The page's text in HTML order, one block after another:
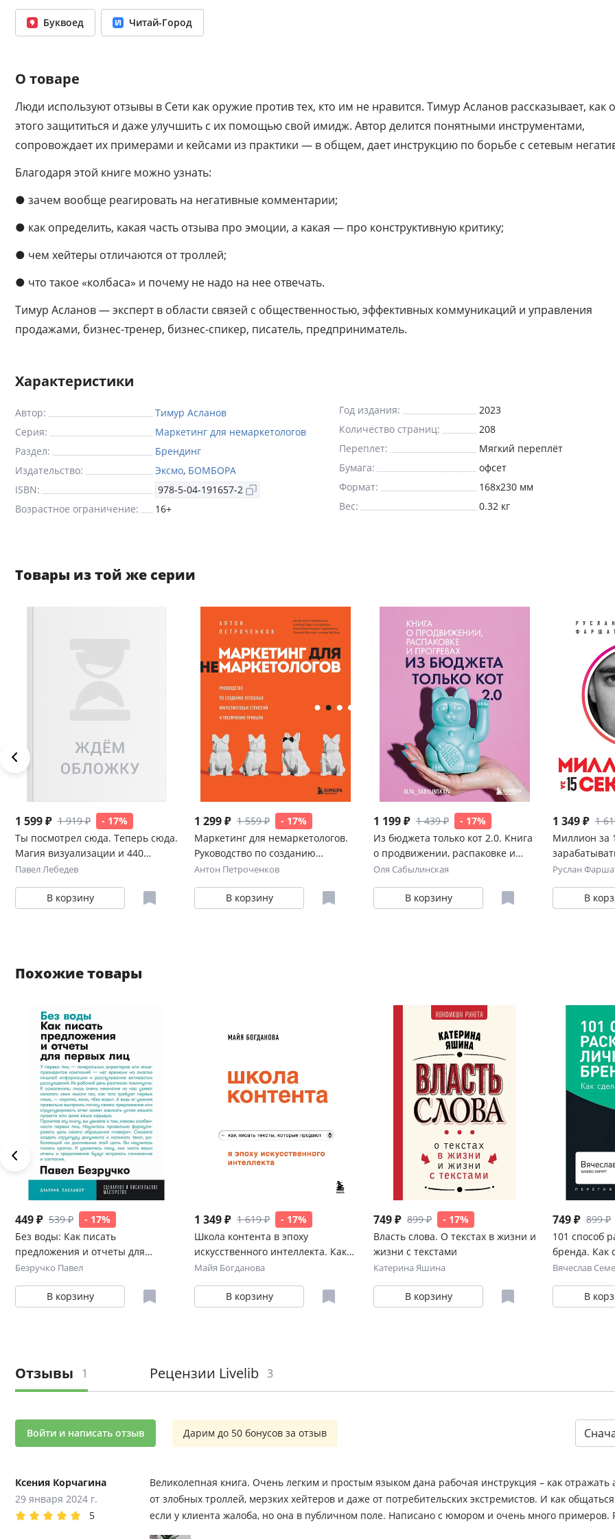
Буквоед Читай-Город
О товаре
Люди используют отзывы в Сети как оружие против тех, кто им не нравится. Тимур Асланов рассказывает, как
этого защититься и даже улучшить с их помощью свой имидж. Автор делится понятными инструментами,
сопровождает их примерами и кейсами из практики — в общем, дает инструкцию по борьбе с сетевым
Благодаря этой книге можно узнать:
● зачем вообще реагировать на негативные комментарии;
● как определить, какая часть отзыва про эмоции, а какая — про конструктивную критику;
● чем хейтеры отличаются от троллей;
● что такое «колбаса» и почему не надо на нее отвечать.
Тимур Асланов — эксперт в области связей с общественностью, эффективных коммуникаций и управления
продажами, бизнес-тренер, бизнес-спикер, писатель, предприниматель.
Характеристики
Автор:
Тимур Асланов
Серия:
Маркетинг для немаркетологов
Раздел:
Брендинг
Издательство:
Эксмо, БОМБОРА
ISBN:
978-5-04-191657-2
Возрастное ограничение:
16+
Год издания:
2023
Количество страниц:
208
Переплет:
Мягкий переплёт
Бумага:
офсет
Формат:
168x230 мм
Вес:
0.32 кг
Товары из той же серии
1 599 ₽ 1 919 ₽
- 17%
Ты посмотрел сюда. Теперь сюда.
Магия визуализации и 440
кейсов, которые научат
помощью презентаций и
инфографики
Павел Лебедев
В корзину
1 299 ₽ 1 559 ₽
- 17%
Маркетинг для немаркетологов.
Руководство по созданию
успешных маркетинговых
прибыли
Антон Петроченков
В корзину
1 199 ₽ 1 439 ₽
- 17%
Из бюджета только кот 2.0. Книга
о продвижении, распаковке и
прогревах
Оля Сабылинская
В корзину
1 349 ₽ 1
Миллион за
Инстаграм с
Руслан
В
Похожие товары
449 ₽ 539 ₽
- 17%
Без воды: Как писать
предложения и отчеты для
первых лиц
Безручко Павел
В корзину
1 349 ₽ 1 619 ₽
- 17%
Школа контента в эпоху
искусственного интеллекта. Как
писать тексты, которые продают
Майя Богданова
В корзину
749 ₽ 899 ₽
- 17%
Власть слова. О текстах в жизни и
жизни с текстами
Катерина Яшина
В корзину
749 ₽ 899 ₽
101 способ
бренда. Как
Вячеслав
В
Отзывы 1 Рецензии Livelib 3
Войти и написать отзыв Дарим до 50 бонусов за отзыв
Ксения Корчагина
29 января 2024 г.
5
Великолепная книга. Очень легким и простым языком дана рабочая инструкция – как отражать
от злобных троллей, мерзких хейтеров и даже от потребительских экстремистов. И как
если у клиента жалоба, но она в публичном поле. Написано с юмором и очень много примеров.